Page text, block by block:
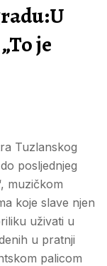
je
Tuzlanskog
posljednjeg
muzičkom
koje slave njen
uživati u
u pratnji
palicom